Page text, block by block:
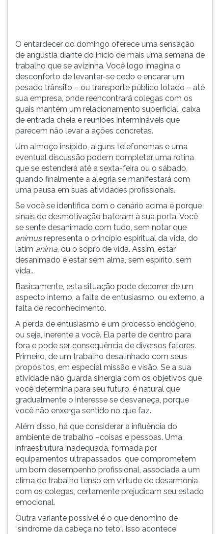
pode
consequência
diversos
fatores....
pausar
leitura
pressione
(primeira
tecla
esquerda
para
continuar
pressione
(primeira
tecla
direita
menu
principal
pressione
tecla
depois
ouvir
essa
instrução
novamente.
O entardecer do domingo oferece uma sensação
de angústia diante do início de mais uma semana de
trabalho que se avizinha. Você logo imagina o
desconforto de levantar-se cedo e encarar um
pesado trânsito – ou transporte público lotado – até
sua empresa, onde reencontrará colegas com os
quais mantém um relacionamento superficial, caixa
de entrada cheia e reuniões intermináveis que
parecem não levar a ações concretas.
Um almoço insípido, alguns telefonemas e uma
eventual discussão podem completar uma rotina
que se estenderá até a sexta-feira ou o sábado,
quando finalmente a alegria se manifestará com
uma pausa em suas atividades profissionais.
Se você se identifica com o cenário acima é porque
sinais de desmotivação bateram à sua porta. Você
se sente desanimado com tudo, sem notar que
animusrepresenta o princípio espiritual da vida, do
latim anima, ou o sopro de vida. Assim, estar
desanimado é estar sem alma, sem espírito, sem
vida...
Basicamente, esta situação pode decorrer de um
aspecto interno, a falta de entusiasmo, ou externo, a
falta de reconhecimento.
A perda de entusiasmo é um processo endógeno,
ou seja, inerente a você. Ela parte de dentro para
fora e pode ser consequência de diversos fatores.
Primeiro, de um trabalho desalinhado com seus
propósitos, em especial missão e visão. Se a sua
atividade não guarda sinergia com os objetivos que
você determina para seu futuro, é natural que
gradualmente o interesse se desvaneça, porque
você não enxerga sentido no que faz.
Além disso, há que considerar a influência do
ambiente de trabalho –coisas e pessoas. Uma
infraestrutura inadequada, formada por
equipamentos ultrapassados, que comprometem
um bom desempenho profissional, associada a um
clima de trabalho tenso em virtude de desarmonia
com os colegas, certamente prejudicam seu estado
emocional.
Outra variante possível é o que denomino de
“síndrome da cabeça no teto”. Isso acontece